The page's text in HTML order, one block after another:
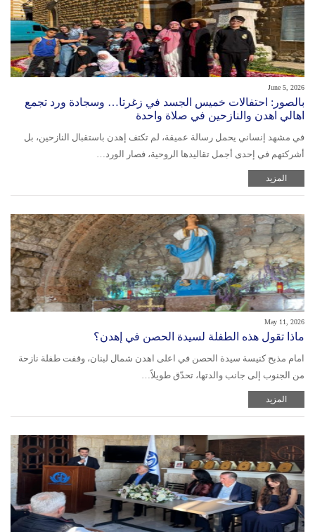
June 5, 2026
بالصور: احتفالات خميس الجسد في زغرتا… وسجادة ورد تجمع
اهالي اهدن والنازحين في صلاة واحدة
في مشهد إنساني يحمل رسالة عميقة، لم تكتف إهدن باستقبال النازحين، بل
أشركتهم في إحدى أجمل تقاليدها الروحية، فصار الورد…
المزيد
May 11, 2026
ماذا تقول هذه الطفلة لسيدة الحصن في إهدن؟
امام مذبح كنيسة سيدة الحصن في اعلى اهدن شمال لبنان، وقفت طفلة نازحة
من الجنوب إلى جانب والدتها، تحدّق طويلاً…
المزيد